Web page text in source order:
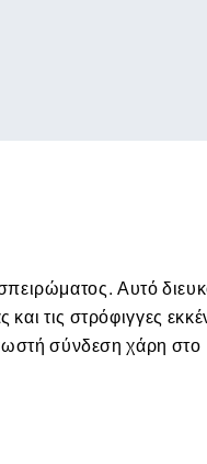
Αυτό
τις στρόφιγγες
σύνδεση χάρη στο
ερωτήσεις σχετικά
Παρακαλούμε